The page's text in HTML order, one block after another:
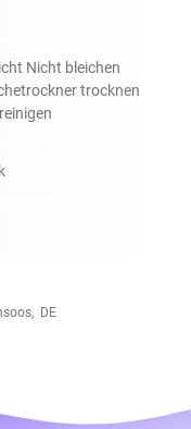
Nicht bleichen
trocknen
DE